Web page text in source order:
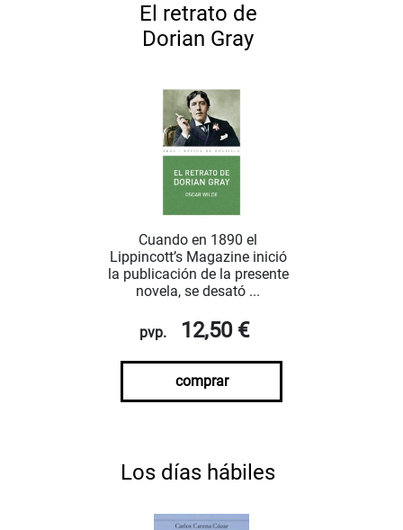
El retrato de
Dorian Gray
Cuando en 1890 el
Lippincott’s Magazine inició
la publicación de la presente
novela, se desató ...
pvp. 12,50 €
comprar
Los días hábiles